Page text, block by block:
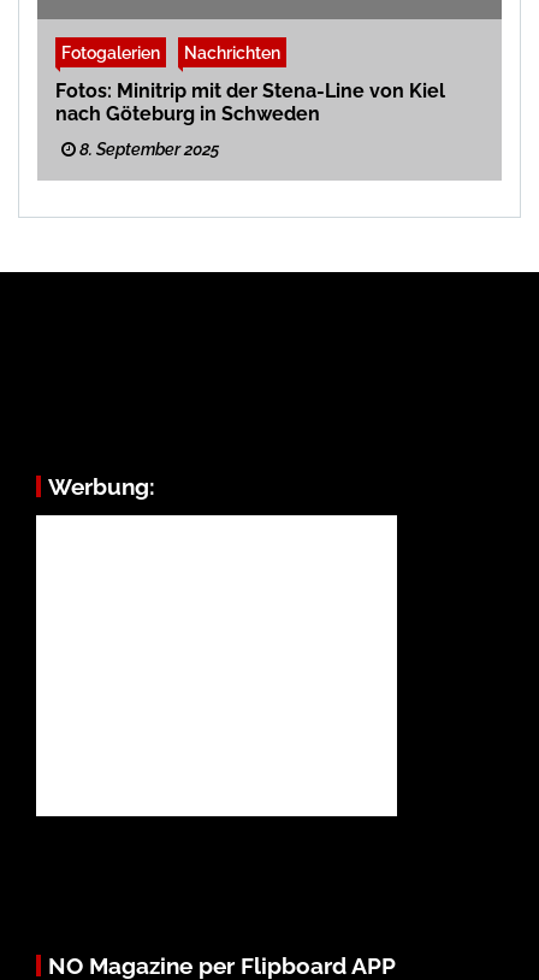
Fotogalerien Nachrichten
Fotos: Minitrip mit der Stena-Line von Kiel
nach Göteburg in Schweden
8. September 2025
Werbung:
NO Magazine per Flipboard APP